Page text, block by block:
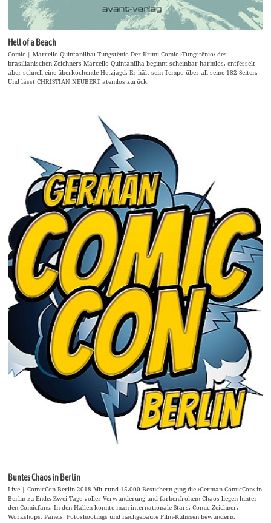
Hell of a Beach
Comic | Marcello Quintanilha: Tungstênio Der Krimi-Comic ›Tungstênio‹ des
brasilianischen Zeichners Marcello Quintanilha beginnt scheinbar harmlos, entfesselt
aber schnell eine überkochende Hetzjagd. Er hält sein Tempo über all seine 182 Seiten.
Und lässt CHRISTIAN NEUBERT atemlos zurück.
Buntes Chaos in Berlin
Live | ComicCon Berlin 2018 Mit rund 15.000 Besuchern ging die ›German ComicCon‹ in
Berlin zu Ende. Zwei Tage voller Verwunderung und farbenfrohem Chaos liegen hinter
den Comicfans. In den Hallen konnte man internationale Stars, Comic-Zeichner,
Workshops, Panels, Fotoshootings und nachgebaute Film-Kulissen bewundern.